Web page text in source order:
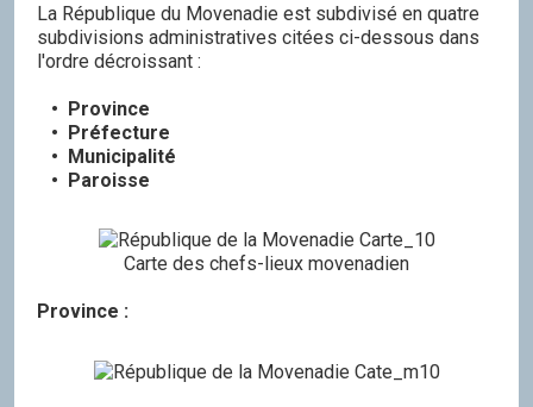
La République du Movenadie est subdivisé en quatre
subdivisions administratives citées ci-dessous dans
l'ordre décroissant :
• Province
• Préfecture
• Municipalité
• Paroisse
Carte des chefs-lieux movenadien
Province :